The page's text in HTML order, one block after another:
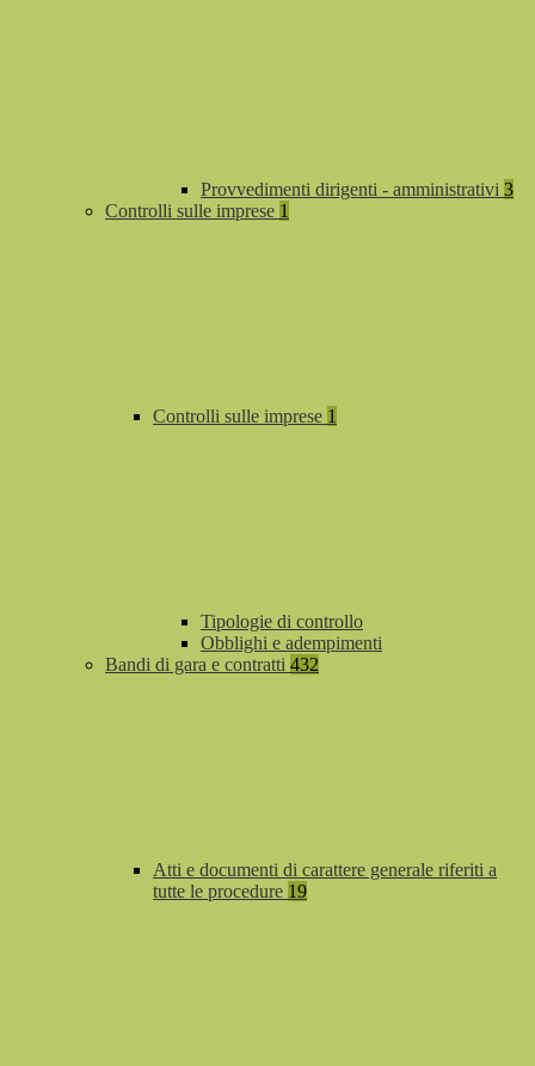
Provvedimenti dirigenti - amministrativi 3
Controlli sulle imprese 1
Controlli sulle imprese 1
Tipologie di controllo
Obblighi e adempimenti
Bandi di gara e contratti 432
Atti e documenti di carattere generale riferiti a
tutte le procedure 19